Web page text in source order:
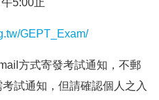
5:00止
GEPT_Exam/
方式寄發考試通知，不郵
試通知，但請確認個人之入